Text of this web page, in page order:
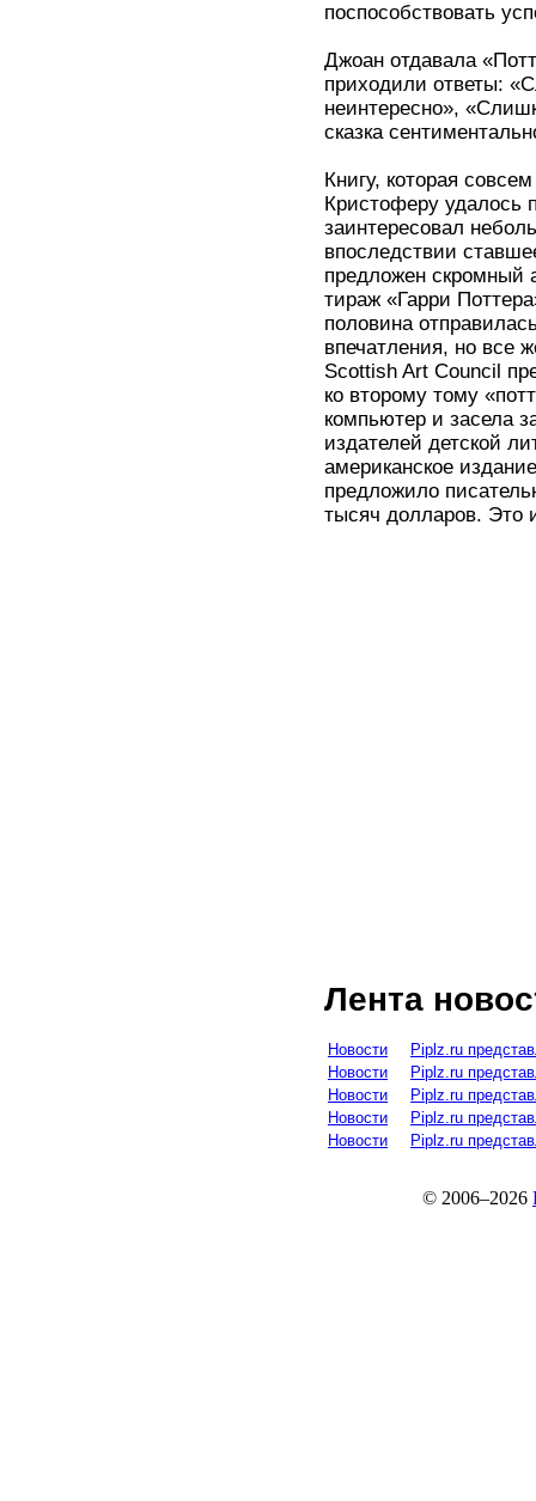
поспособствовать
Джоан отдавала
приходили ответы:
неинтересно»,
сказка
Книгу, которая
Кристоферу удалось
заинтересовал
впоследствии
предложен скромный
тираж «Гарри
половина
впечатления, но все
Scottish Art Council
ко второму тому
компьютер и засела
издателей детской
американское
предложило
тысяч долларов. Это
Лента
Новости
Piplz.ru
Новости
Piplz.ru
Новости
Piplz.ru
Новости
Piplz.ru
Новости
Piplz.ru
© 2006–2026